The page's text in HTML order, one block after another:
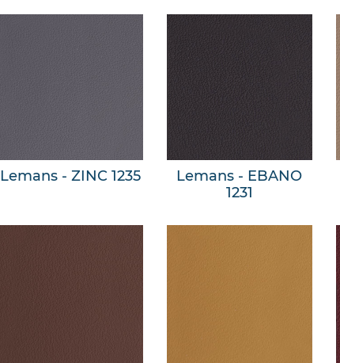
Lemans - ZINC 1235
Lemans - EBANO
1231